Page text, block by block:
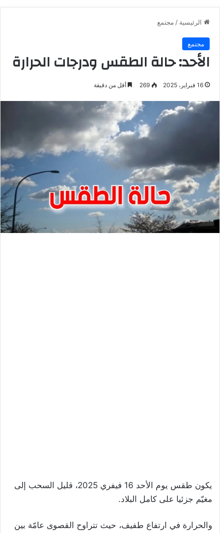
الرئيسية / مجتمع
مجتمع
الأحد: حالة الطقس ودرجات الحرارة
16 فبراير، 2025 269 أقل من دقيقة
يكون طقس يوم الأحد 16 فيفري 2025، قليل السحب إلى
مغيّم جزئيا على كامل البلاد.
والحرارة في ارتفاع طفيف، حيث تتراوح القصوى عامّة بين